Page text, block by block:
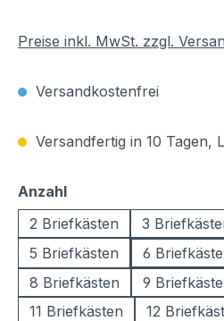
Preise inkl. MwSt. zzgl.
Versandkostenfrei
Versandfertig in 10 Tagen,
Anzahlauswählen
2 Briefkästen
3
5 Briefkästen
6
8 Briefkästen
9
11 Briefkästen
12